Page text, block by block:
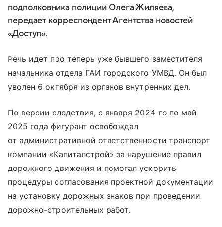
подполковника полиции Олега Жиляева,
передает корреспондент Агентства новостей
«Доступ».
Речь идет про теперь уже бывшего заместителя
начальника отдела ГАИ городского УМВД. Он был
уволен 6 октября из органов внутренних дел.
По версии следствия, с января 2024-го по май
2025 года фигурант освобождал
от административной ответственности транспорт
компании «Капиталстрой» за нарушение правил
дорожного движения и помогал ускорить
процедуры согласования проектной документации
на установку дорожных знаков при проведении
дорожно-строительных работ.